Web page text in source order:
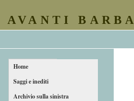
AVANTI
Home
Saggi e inediti
Archivio sulla sinistra